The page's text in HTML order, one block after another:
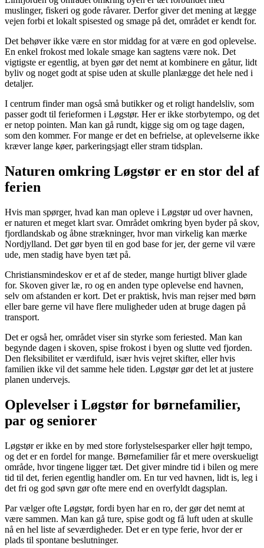
muslinger, fiskeri og gode råvarer. Derfor giver det mening at lægge
vejen forbi et lokalt spisested og smage på det, området er kendt for.
Det behøver ikke være en stor middag for at være en god oplevelse.
En enkel frokost med lokale smage kan sagtens være nok. Det
vigtigste er egentlig, at byen gør det nemt at kombinere en gåtur, lidt
byliv og noget godt at spise uden at skulle planlægge det hele ned i
detaljer.
I centrum finder man også små butikker og et roligt handelsliv, som
passer godt til ferieformen i Løgstør. Her er ikke storbytempo, og det
er netop pointen. Man kan gå rundt, kigge sig om og tage dagen,
som den kommer. For mange er det en befrielse, at oplevelserne ikke
kræver lange køer, parkeringsjagt eller stram tidsplan.
Naturen omkring Løgstør er en stor del af
ferien
Hvis man spørger, hvad kan man opleve i Løgstør ud over havnen,
er naturen et meget klart svar. Området omkring byen byder på skov,
fjordlandskab og åbne strækninger, hvor man virkelig kan mærke
Nordjylland. Det gør byen til en god base for jer, der gerne vil være
ude, men stadig have byen tæt på.
Christiansmindeskov er et af de steder, mange hurtigt bliver glade
for. Skoven giver læ, ro og en anden type oplevelse end havnen,
selv om afstanden er kort. Det er praktisk, hvis man rejser med børn
eller bare gerne vil have flere muligheder uden at bruge dagen på
transport.
Det er også her, området viser sin styrke som feriested. Man kan
begynde dagen i skoven, spise frokost i byen og slutte ved fjorden.
Den fleksibilitet er værdifuld, især hvis vejret skifter, eller hvis
familien ikke vil det samme hele tiden. Løgstør gør det let at justere
planen undervejs.
Oplevelser i Løgstør for børnefamilier,
par og seniorer
Løgstør er ikke en by med store forlystelsesparker eller højt tempo,
og det er en fordel for mange. Børnefamilier får et mere overskueligt
område, hvor tingene ligger tæt. Det giver mindre tid i bilen og mere
tid til det, ferien egentlig handler om. En tur ved havnen, lidt is, leg i
det fri og god søvn gør ofte mere end en overfyldt dagsplan.
Par vælger ofte Løgstør, fordi byen har en ro, der gør det nemt at
være sammen. Man kan gå ture, spise godt og få luft uden at skulle
nå en hel liste af seværdigheder. Det er en type ferie, hvor der er
plads til spontane beslutninger.